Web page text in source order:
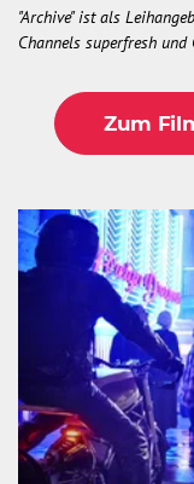
"Archive" ist als
Channels superfresh
Zum